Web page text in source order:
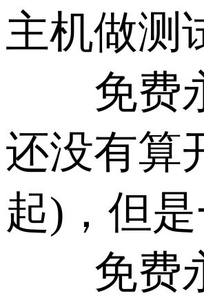
主机做测
免费永
还没有算
起)，但
免费永